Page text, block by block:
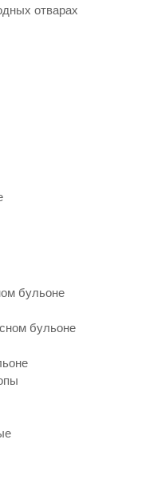
отварах
бульоне
бульоне